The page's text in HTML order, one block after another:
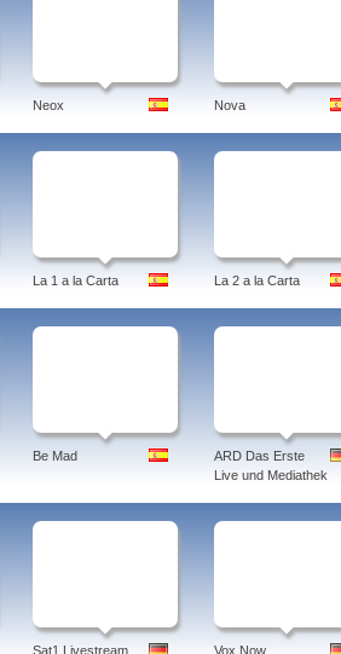
Neox Nova
La 1 a la Carta La 2 a la Carta
Be Mad
ARD Das Erste
Live und Mediathek
Sat1 Livestream Vox Now